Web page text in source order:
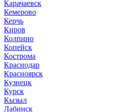
Карачаевск
Кемерово
Керчь
Киров
Колпино
Копейск
Кострома
Краснодар
Красноярск
Кузнецк
Курск
Кызыл
Лабинск